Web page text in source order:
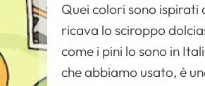
Quei colori sono ispirati
ricava lo sciroppo
come i pini lo sono in
che abbiamo usato, è